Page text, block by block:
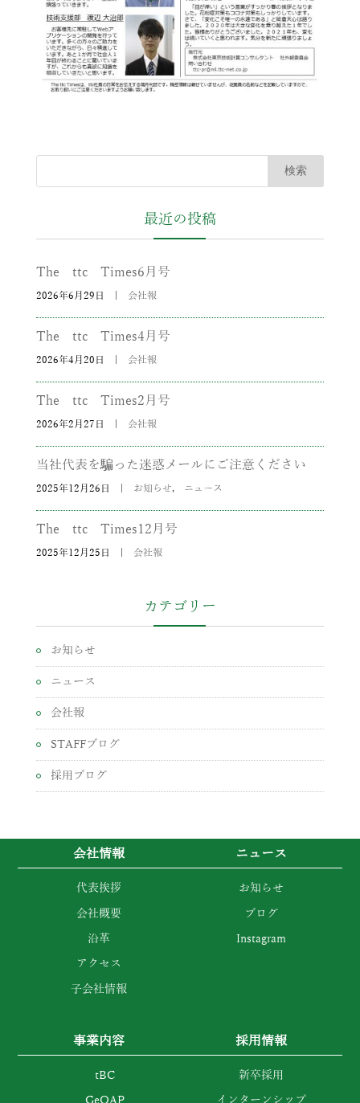
最近の投稿
The ttc Times6月号
2026年6月29日 会社報
The ttc Times4月号
2026年4月20日 会社報
The ttc Times2月号
2026年2月27日 会社報
当社代表を騙った迷惑メールにご注意ください
2025年12月26日 お知らせ, ニュース
The ttc Times12月号
2025年12月25日 会社報
カテゴリー
お知らせ
ニュース
会社報
STAFFブログ
採用ブログ
会社情報
代表挨拶
会社概要
沿革
アクセス
子会社情報
ニュース
お知らせ
ブログ
Instagram
事業内容
tBC
GeOAP
採用情報
新卒採用
インターンシップ